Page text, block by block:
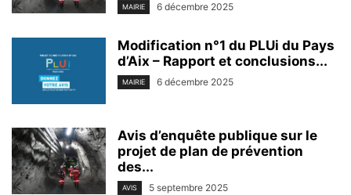
MAIRIE 6 décembre 2025
Modification n°1 du PLUi du Pays
d’Aix – Rapport et conclusions...
MAIRIE 6 décembre 2025
Avis d’enquête publique sur le
projet de plan de prévention
des...
AVIS 5 septembre 2025